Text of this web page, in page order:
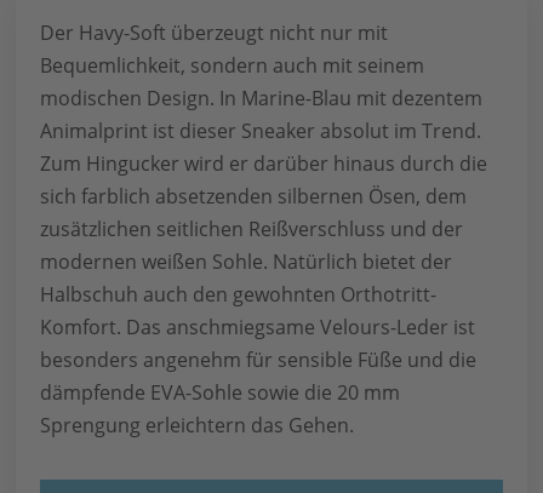
Der Havy-Soft überzeugt nicht nur mit
Bequemlichkeit, sondern auch mit seinem
modischen Design. In Marine-Blau mit dezentem
Animalprint ist dieser Sneaker absolut im Trend.
Zum Hingucker wird er darüber hinaus durch die
sich farblich absetzenden silbernen Ösen, dem
zusätzlichen seitlichen Reißverschluss und der
modernen weißen Sohle. Natürlich bietet der
Halbschuh auch den gewohnten Orthotritt-
Komfort. Das anschmiegsame Velours-Leder ist
besonders angenehm für sensible Füße und die
dämpfende EVA-Sohle sowie die 20 mm
Sprengung erleichtern das Gehen.